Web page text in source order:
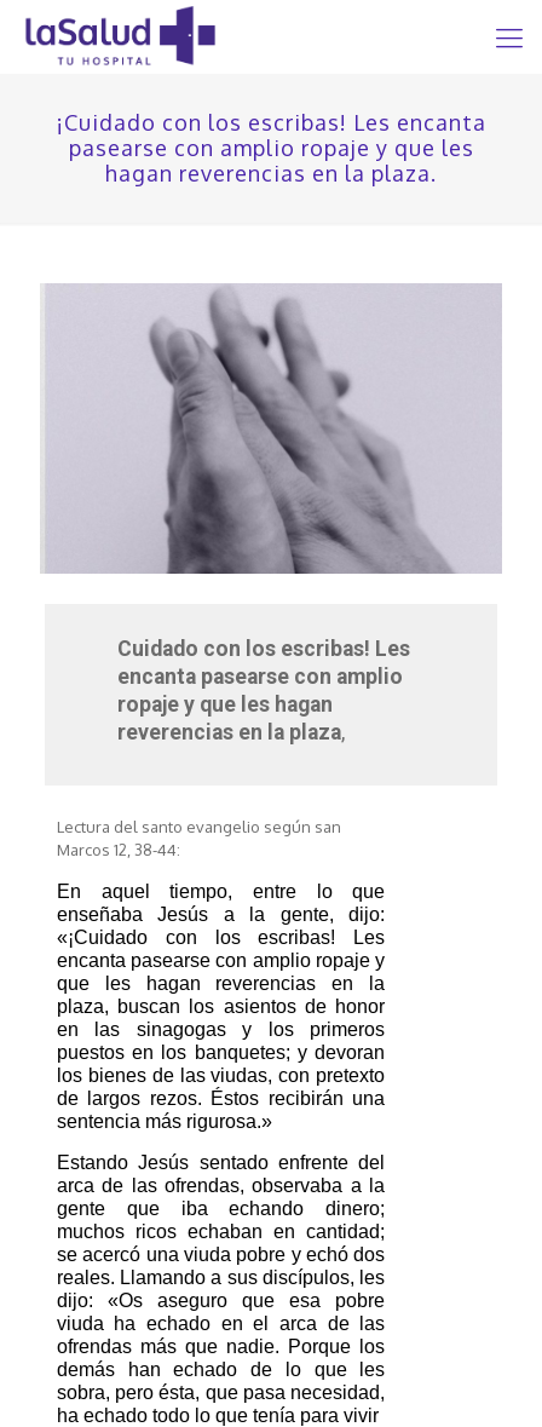
¡Cuidado con los escribas! Les encanta
pasearse con amplio ropaje y que les
hagan reverencias en la plaza.
Cuidado con los escribas! Les
encanta pasearse con amplio
ropaje y que les hagan
reverencias en la plaza,
Lectura del santo evangelio según san
Marcos 12, 38-44:
En aquel tiempo, entre lo que
enseñaba Jesús a la gente, dijo:
«¡Cuidado con los escribas! Les
encanta pasearse con amplio ropaje y
que les hagan reverencias en la
plaza, buscan los asientos de honor
en las sinagogas y los primeros
puestos en los banquetes; y devoran
los bienes de las viudas, con pretexto
de largos rezos. Éstos recibirán una
sentencia más rigurosa.»
Estando Jesús sentado enfrente del
arca de las ofrendas, observaba a la
gente que iba echando dinero;
muchos ricos echaban en cantidad;
se acercó una viuda pobre y echó dos
reales. Llamando a sus discípulos, les
dijo: «Os aseguro que esa pobre
viuda ha echado en el arca de las
ofrendas más que nadie. Porque los
demás han echado de lo que les
sobra, pero ésta, que pasa necesidad,
ha echado todo lo que tenía para vivir